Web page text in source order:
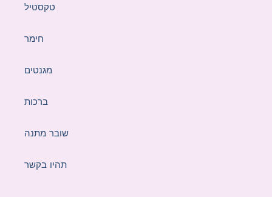
טקסטיל
חימר
מגנטים
ברכות
שובר מתנה
תהיו בקשר